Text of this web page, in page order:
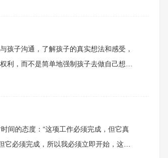
习和掌握知识。 5. 与老师保持
孩子沟通，了解孩子的真实想法和感受，
利，而不是简单地强制孩子去做自己想要
，比如陪伴孩子做一些有趣的事情、帮助
必须完成，所以我必须立即开始，这样